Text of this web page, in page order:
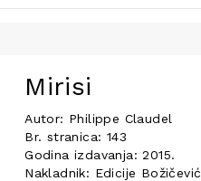
Mirisi
Autor: Philippe Claudel
Br. stranica: 143
Godina izdavanja: 2015.
Nakladnik: Edicije Božičević